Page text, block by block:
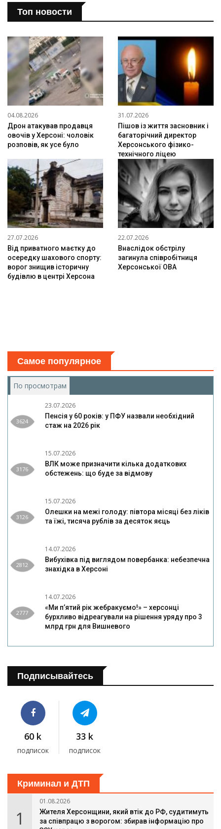
Топ новости
04.08.2026
Дрон атакував продавця
овочів у Херсоні: чоловік
розповів, як усе було
31.07.2026
Пішов із життя засновник і
багаторічний директор
Херсонського фізико-
технічного ліцею
27.07.2026
Від приватного маєтку до
осередку шахового спорту:
ворог знищив історичну
будівлю в центрі Херсона
22.07.2026
Внаслідок обстрілу
загинула співробітниця
Херсонської ОВА
Самое популярное
По просмотрам
3624
23.07.2026
Пенсія у 60 років: у ПФУ назвали необхідний
стаж на 2026 рік
3176
15.07.2026
ВЛК може призначити кілька додаткових
обстежень: що буде за відмову
3126
15.07.2026
Олешки на межі голоду: півтора місяці без ліків
та їжі, тисяча рублів за десяток яєць
2812
14.07.2026
Вибухівка під виглядом повербанка: небезпечна
знахідка в Херсоні
2777
14.07.2026
«Ми п’ятий рік жебракуємо!» – херсонці
бурхливо відреагували на рішення уряду про 3
млрд грн для Вишневого
Подписывайтесь
60 k
подписок
33 k
подписок
Криминал и ДТП
1
01.08.2026
Жителя Херсонщини, який втік до РФ, судитимуть
за співпрацю з ворогом: збирав інформацію про